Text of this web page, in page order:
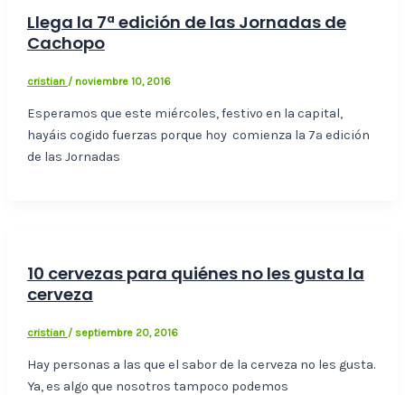
Llega la 7ª edición de las Jornadas de
Cachopo
cristian / noviembre 10, 2016
Esperamos que este miércoles, festivo en la capital,
hayáis cogido fuerzas porque hoy comienza la 7ª edición
de las Jornadas
10 cervezas para quiénes no les gusta la
cerveza
cristian / septiembre 20, 2016
Hay personas a las que el sabor de la cerveza no les gusta.
Ya, es algo que nosotros tampoco podemos